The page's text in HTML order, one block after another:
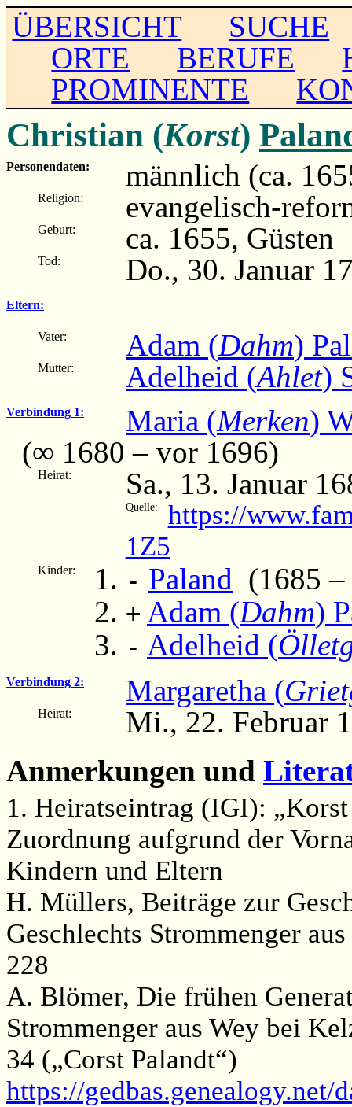
ÜBERSICHT
SUCHE
ORTE
BERUFE
PROMINENTE
Christian (Korst)
Personendaten: männlich (ca.
Religion: evangelisch-
Geburt: ca. 1655, Güsten
Tod: Do., 30. Januar
Eltern:
Vater: Adam (Dahm)
Mutter: Adelheid (Ahlet)
Verbindung 1: Maria (Merken)
(∞ 1680 – vor 1696)
Heirat: Sa., 13. Januar
Quelle:
https://
1Z5
Kinder: - Paland (1685
+ Adam (Dahm)
- Adelheid (
Verbindung 2: Margaretha (
Heirat:
Mi., 22. Februar
Anmerkungen und
1. Heiratseintrag (IGI):
Zuordnung aufgrund der
Kindern und Eltern
H. Müllers, Beiträge zur
Geschlechts Strommenger
228
A. Blömer, Die frühen
Strommenger aus Wey bei
34 („Corst Palandt“)
https://gedbas.genealogy.net/